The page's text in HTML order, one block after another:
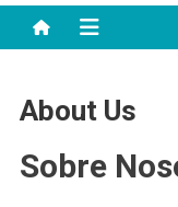
About Us
Sobre